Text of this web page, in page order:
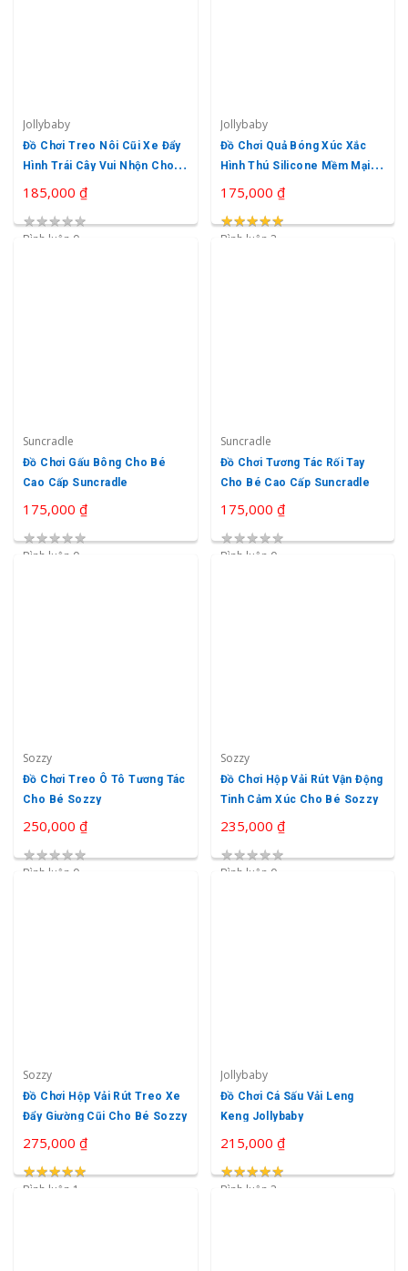
Jollybaby
Đồ Chơi Treo Nôi Cũi Xe Đẩy
Hình Trái Cây Vui Nhộn Cho
Bé Jollybaby
185,000 ₫
★★★★★
Bình luận 0
Jollybaby
Đồ Chơi Quả Bóng Xúc Xắc
Hình Thú Silicone Mềm Mại
175,000 ₫
★★★★★
★★★★★
Bình luận 2
Suncradle
Đồ Chơi Gấu Bông Cho Bé
Cao Cấp Suncradle
175,000 ₫
★★★★★
Bình luận 0
Suncradle
Đồ Chơi Tương Tác Rối Tay
Cho Bé Cao Cấp Suncradle
175,000 ₫
★★★★★
Bình luận 0
Sozzy
Đồ Chơi Treo Ô Tô Tương Tác
Cho Bé Sozzy
250,000 ₫
★★★★★
Bình luận 0
Sozzy
Đồ Chơi Hộp Vải Rút Vận Động
Tinh Cảm Xúc Cho Bé Sozzy
235,000 ₫
★★★★★
Bình luận 0
Sozzy
Đồ Chơi Hộp Vải Rút Treo Xe
Đẩy Giường Cũi Cho Bé Sozzy
275,000 ₫
★★★★★
★★★★★
Bình luận 1
Jollybaby
Đồ Chơi Cá Sấu Vải Leng
Keng Jollybaby
215,000 ₫
★★★★★
★★★★★
Bình luận 2